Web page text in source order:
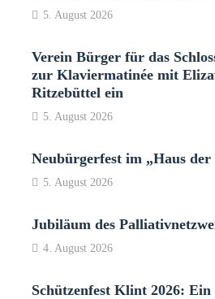
5. August 2026
Verein Bürger für das
zur Klaviermatinée mit
Ritzebüttel ein
5. August 2026
Neubürgerfest im „Haus der
5. August 2026
Jubiläum des
4. August 2026
Schützenfest Klint 2026: Ein